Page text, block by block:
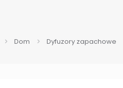
Dom Dyfuzory zapachowe